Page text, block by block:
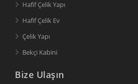
Hafif Çelik Yapı
Hafif Çelik Ev
Çelik Yapı
Bekçi Kabini
Bize Ulaşın